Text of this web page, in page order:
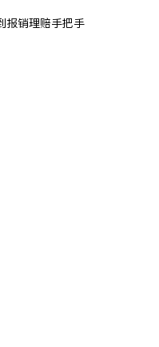
报销理赔手把手